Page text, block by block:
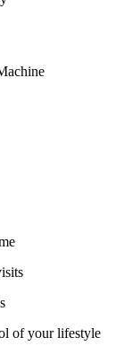
of your lifestyle